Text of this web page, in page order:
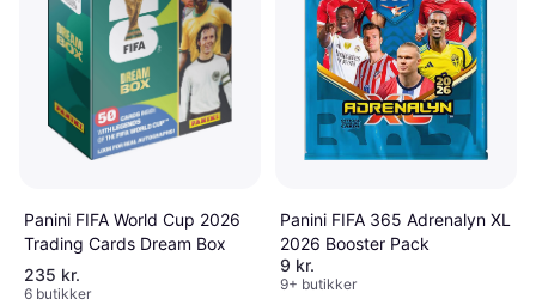
Panini FIFA World Cup 2026
Trading Cards Dream Box
235 kr.
6 butikker
Panini FIFA 365 Adrenalyn XL
2026 Booster Pack
9 kr.
9+ butikker